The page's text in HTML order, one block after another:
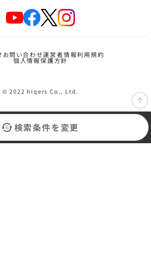
お問い合わせ運営者情報利用規約
個人情報保護方針
© 2022 hiqers Co., Ltd.
検索条件を変更